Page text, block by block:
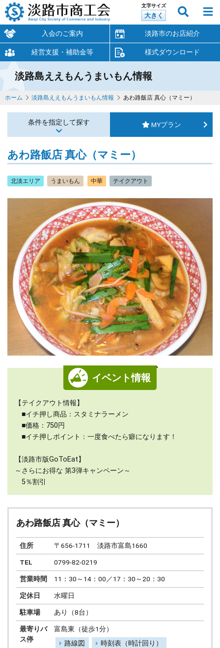
文字サイズ
大きく
入会のご案内 淡路市のお店紹介
経営支援・補助金等 様式ダウンロード
淡路島ええもんうまいもん情報
ホーム 淡路島ええもんうまいもん情報 あわ路飯店 真心（マミー）
条件を指定して探す MYプラン
あわ路飯店 真心（マミー）
北淡エリア うまいもん 中華 テイクアウト
イベント情報
【テイクアウト情報】
■イチ押し商品：スタミナラーメン
■価格：750円
■イチ押しポイント：一度食べたら癖になります！
【淡路市版GoToEat】
～さらにお得な 第3弾キャンペーン～
5％割引
あわ路飯店 真心（マミー）
住所 〒656-1711 淡路市富島1660
TEL 0799-82-0219
営業時間 11：30～14：00／17：30～20：30
定休日 水曜日
駐車場 あり（8台）
最寄りバ
ス停
富島東（徒歩1分）
路線図
時刻表（時計回り）